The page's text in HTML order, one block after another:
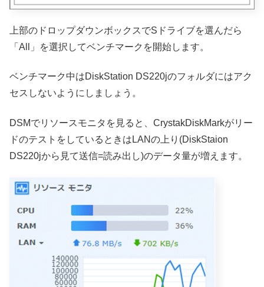
上部のドロップダウンボックスでSドライブを選んだら
「All」を選択してベンチマークを開始します。
ベンチマーク中はDiskStation DS220jのフォルダにはアク
セスしないようにしましょう。
DSMでリソースモニタを見ると、CrystakDiskMarkがリー
ドのテストをしているときはLANの上り(DiskStaion
DS220jから見て送信=読み出し)のデータ量が増えます。